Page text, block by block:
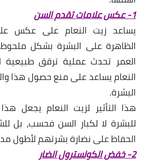
1- عكس علامات تقدم السن
يساعد زيت النعام على عكس
الظاهرة على البشرة بشكل
العمر تحدث عملية ترقق طبيعية
النعام يساعد على منع حصول هذا
البشرة.
هذا التأثير لزيت النعام يجعل
للبشرة لا لكبار السن فحسب، بل
الحفاظ على نضارة بشرتهم لأطول
2- خفض الكولسترول الضار